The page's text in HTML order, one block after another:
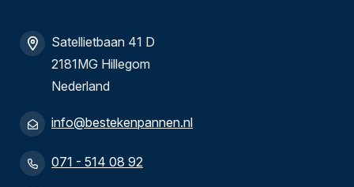
Satellietbaan 41 D
2181MG Hillegom
Nederland
info@bestekenpannen.nl
071 - 514 08 92